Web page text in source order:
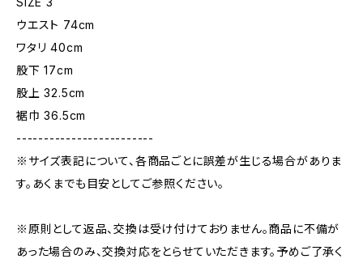
ウエスト 74cm
ワタリ 40cm
股下 17cm
股上 32.5cm
裾巾 36.5cm
-------------------------
※サイズ表記について、各商品ごとに誤差が生じる場合がありま
す。あくまでも目安としてご参照ください。
※原則として返品、交換は受け付けておりません。商品に不備が
あった場合のみ、交換対応をとらせていただきます。予めご了承く